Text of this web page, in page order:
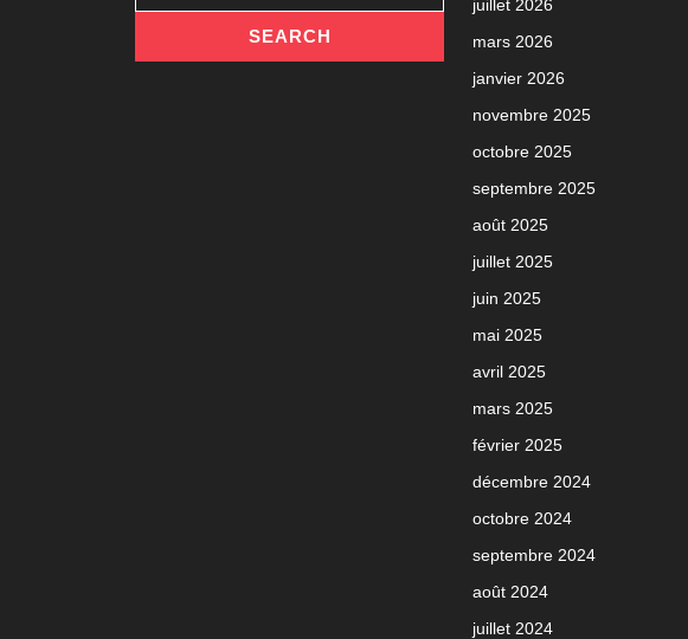
juillet 2026
mars 2026
janvier 2026
novembre 2025
octobre 2025
septembre 2025
août 2025
juillet 2025
juin 2025
mai 2025
avril 2025
mars 2025
février 2025
décembre 2024
octobre 2024
septembre 2024
août 2024
juillet 2024